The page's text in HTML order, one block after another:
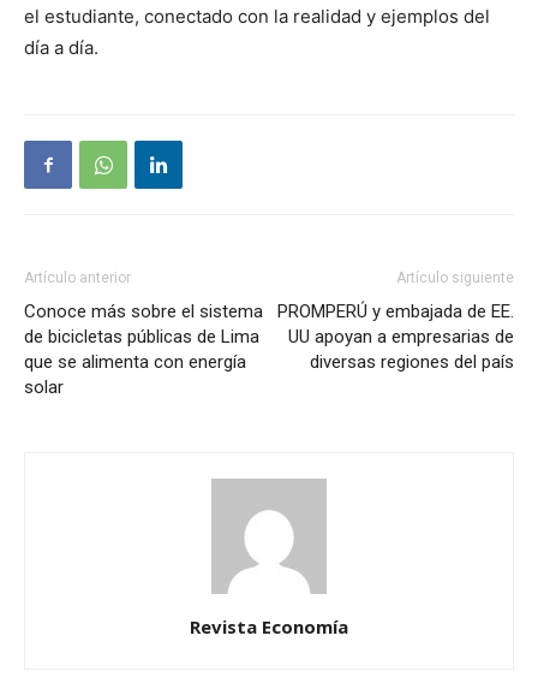
el estudiante, conectado con la realidad y ejemplos del
día a día.
Artículo anterior
Conoce más sobre el sistema
de bicicletas públicas de Lima
que se alimenta con energía
solar
Artículo siguiente
PROMPERÚ y embajada de EE.
UU apoyan a empresarias de
diversas regiones del país
Revista Economía